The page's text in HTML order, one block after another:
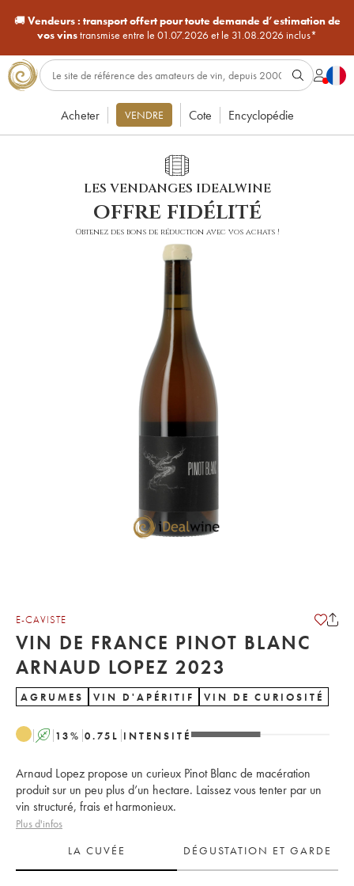
🚚Vendeurs : transport offert pour toute demande d’estimation de
vos vinstransmise entre le 01.07.2026 et le 31.08.2026 inclus*
Acheter VENDRE Cote Encyclopédie
LES VENDANGES IDEALWINE
offre fidélité
Obtenez des bons de réduction avec vos achats !
E-CAVISTE
VIN DE FRANCE PINOT BLANC
ARNAUD LOPEZ 2023
AGRUMES VIN D'APÉRITIF VIN DE CURIOSITÉ
A 13% 0.75 L INTENSITÉ
Arnaud Lopez propose un curieux Pinot Blanc de macération
produit sur un peu plus d’un hectare. Laissez vous tenter par un
vin structuré, frais et harmonieux.
Plus d'infos
LA CUVÉE
DÉGUSTATION ET GARDE